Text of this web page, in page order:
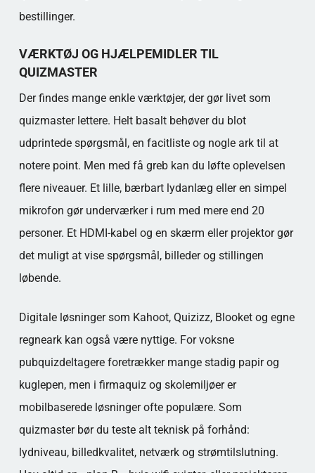
bestillinger.
VÆRKTØJ OG HJÆLPEMIDLER TIL
QUIZMASTER
Der findes mange enkle værktøjer, der gør livet som
quizmaster lettere. Helt basalt behøver du blot
udprintede spørgsmål, en facitliste og nogle ark til at
notere point. Men med få greb kan du løfte oplevelsen
flere niveauer. Et lille, bærbart lydanlæg eller en simpel
mikrofon gør underværker i rum med mere end 20
personer. Et HDMI-kabel og en skærm eller projektor gør
det muligt at vise spørgsmål, billeder og stillingen
løbende.
Digitale løsninger som Kahoot, Quizizz, Blooket og egne
regneark kan også være nyttige. For voksne
pubquizdeltagere foretrækker mange stadig papir og
kuglepen, men i firmaquiz og skolemiljøer er
mobilbaserede løsninger ofte populære. Som
quizmaster bør du teste alt teknisk på forhånd:
lydniveau, billedkvalitet, netværk og strømtilslutning.